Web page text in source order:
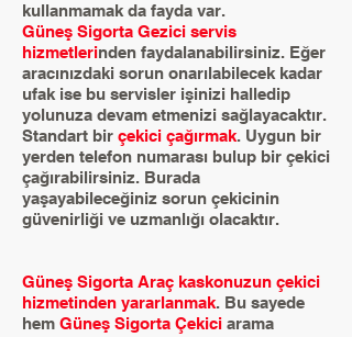
kullanmamak da fayda var.
Güneş Sigorta Gezici servis
hizmetlerinden faydalanabilirsiniz. Eğer
aracınızdaki sorun onarılabilecek kadar
ufak ise bu servisler işinizi halledip
yolunuza devam etmenizi sağlayacaktır.
Standart bir çekici çağırmak. Uygun bir
yerden telefon numarası bulup bir çekici
çağırabilirsiniz. Burada
yaşayabileceğiniz sorun çekicinin
güvenirliği ve uzmanlığı olacaktır.
Güneş Sigorta Araç kaskonuzun çekici
hizmetinden yararlanmak. Bu sayede
hem Güneş Sigorta Çekici arama